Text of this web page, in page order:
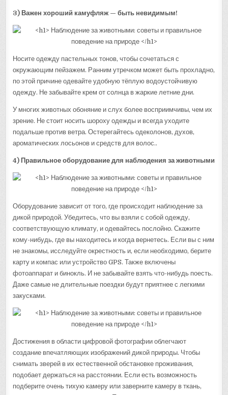
3) Важен хороший камуфляж — быть невидимым!
Носите одежду пастельных тонов, чтобы сочетаться с
окружающим пейзажем. Ранним утречком может быть прохладно,
по этой причине одевайте удобную тёплую водоустойчивую
одежду. Не забывайте крем от солнца в жаркие летние дни.
У многих животных обоняние и слух более восприимчивы, чем их
зрение. Не стоит носить шороху одежды и всегда уходите
подальше против ветра. Остерегайтесь одеколонов, духов,
ароматических лосьонов и средств для волос..
4) Правильное оборудование для наблюдения за животными
Оборудование зависит от того, где происходит наблюдение за
дикой природой. Убедитесь, что вы взяли с собой одежду,
соответствующую климату, и одевайтесь послойно. Скажите
кому-нибудь, где вы находитесь и когда вернетесь. Если вы с ним
не знакомы, исследуйте окрестность и, если необходимо, берите
карту и компас или устройство GPS. Также включены
фотоаппарат и бинокль. И не забывайте взять что-нибудь поесть.
Даже самые не длительные поездки будут приятнее с легкими
закусками.
Достижения в области цифровой фотографии облегчают
создание впечатляющих изображений дикой природы. Чтобы
снимать зверей в их естественной обстановке проживания,
подобает держаться на расстоянии. Если есть возможность
подберите очень тихую камеру или заверните камеру в ткань,